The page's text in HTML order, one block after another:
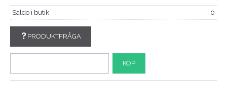
Saldo i butik 0
PRODUKTFRÅGA
KÖP